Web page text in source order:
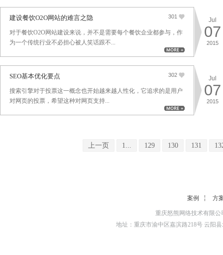
建设餐饮O2O网站的难言之隐 301
对于餐饮O2O网站建设来说，并不是需要每个餐饮企业都参与，作
为一个传统行业不必担心被人笑话跟不...
Jul
07
2015
SEO基本优化要点 302
搜索引擎对于投票这一概念也开始越来越人性化，它追求的是用户
对网页的投票，希望这种对网页支持...
Jul
07
2015
上一页 1... 129 130 131
案例 方
重庆怒熊网络技术有限
地址：重庆市渝中区嘉滨路218号 云阳